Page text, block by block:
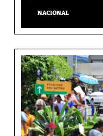
NACIONAL